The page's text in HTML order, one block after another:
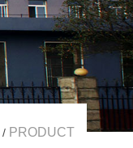
/ PRODUCT